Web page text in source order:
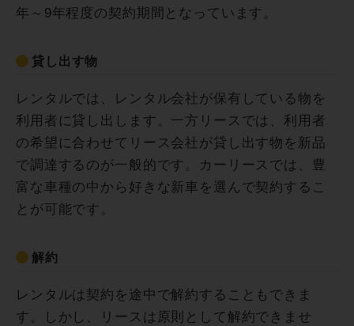
年～9年程度の契約期間となっています。
貸し出す物
レンタルでは、レンタル会社が保有している物を
利用者に貸し出します。一方リースでは、利用者
の希望に合わせてリース会社が貸し出す物を新品
で調達するのが一般的です。カーリースでは、豊
富な車種の中から好きな新車を選んで契約するこ
とが可能です。
解約
レンタルは契約を途中で解約することもできま
す。しかし、リースは原則として解約できませ